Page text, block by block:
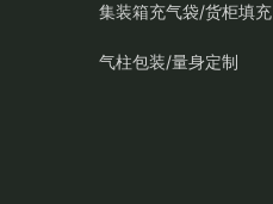
集装箱充气袋/货柜填充
气柱包装/量身定制